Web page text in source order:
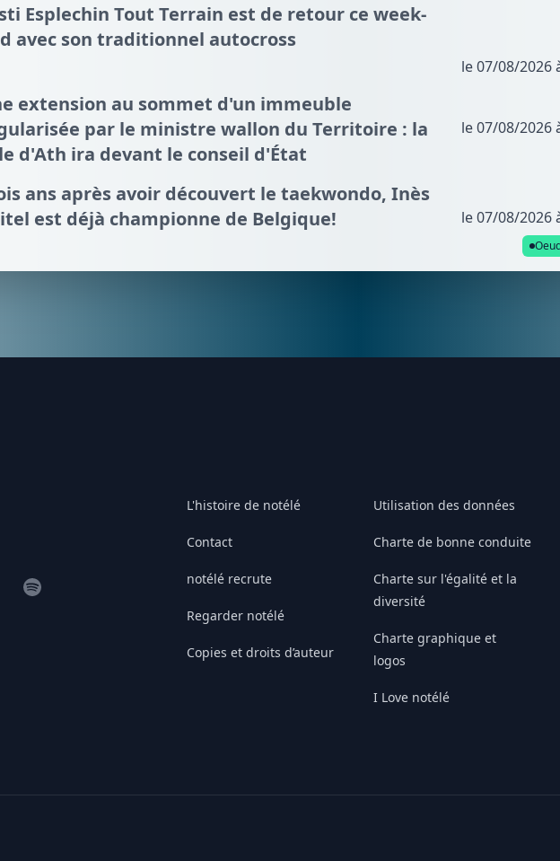
Esplechin Tout Terrain est de retour ce week-
avec son traditionnel autocross
le 07/08/2026
extension au sommet d'un immeuble
par le ministre wallon du Territoire : la
d'Ath ira devant le conseil d'État
le 07/08/2026
ans après avoir découvert le taekwondo, Inès
est déjà championne de Belgique!
le 07/08/2026
Spotify
L'histoire de notélé
Contact
notélé recrute
Regarder notélé
Copies et droits d’auteur
Utilisation des données
Charte de bonne conduite
Charte sur l'égalité et la
diversité
Charte graphique et
logos
I Love notélé